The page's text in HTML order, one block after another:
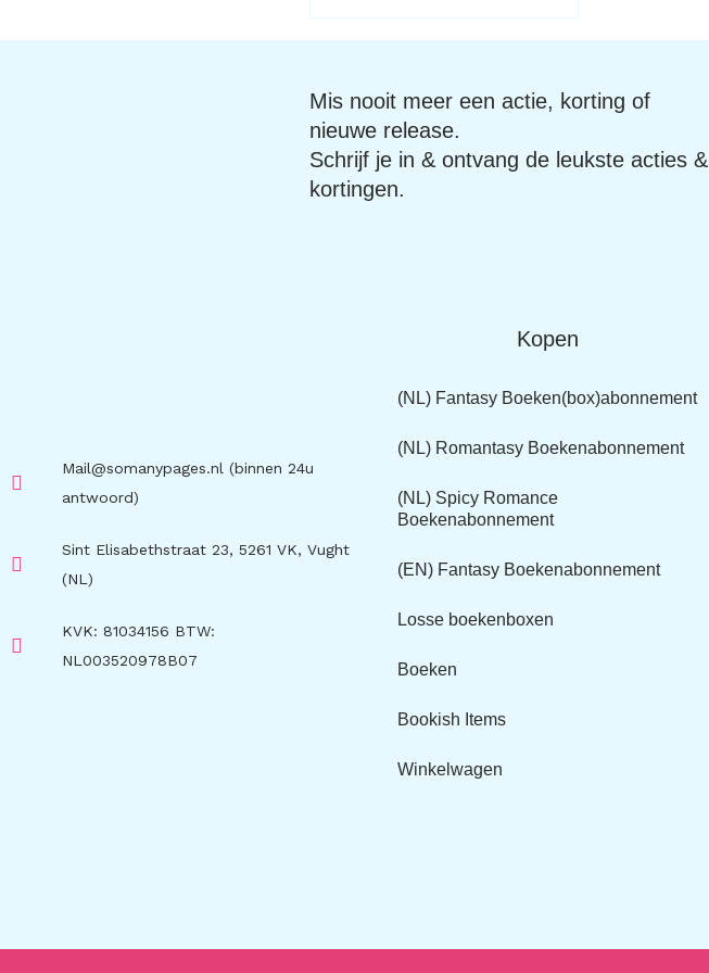
Mis nooit meer een actie, korting of
nieuwe release.
Schrijf je in & ontvang de leukste acties &
kortingen.
Mail@somanypages.nl (binnen 24u
antwoord)
Sint Elisabethstraat 23, 5261 VK, Vught
(NL)
KVK: 81034156 BTW:
NL003520978B07
Kopen
(NL) Fantasy Boeken(box)abonnement
(NL) Romantasy Boekenabonnement
(NL) Spicy Romance
Boekenabonnement
(EN) Fantasy Boekenabonnement
Losse boekenboxen
Boeken
Bookish Items
Winkelwagen